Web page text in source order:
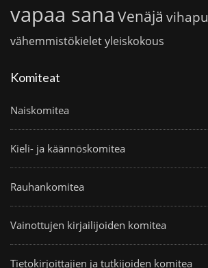
vapaa sana Venäjä
vähemmistökieletyleiskokous
Komiteat
Naiskomitea
Kieli- ja käännöskomitea
Rauhankomitea
Vainottujen kirjailijoiden komitea
Tietokirjoittajien ja tutkijoiden komitea